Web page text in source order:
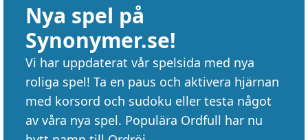
Nya spel på
Synonymer.se!
Vi har uppdaterat vår spelsida med nya
roliga spel! Ta en paus och aktivera hjärnan
med korsord och sudoku eller testa något
av våra nya spel. Populära Ordfull har nu